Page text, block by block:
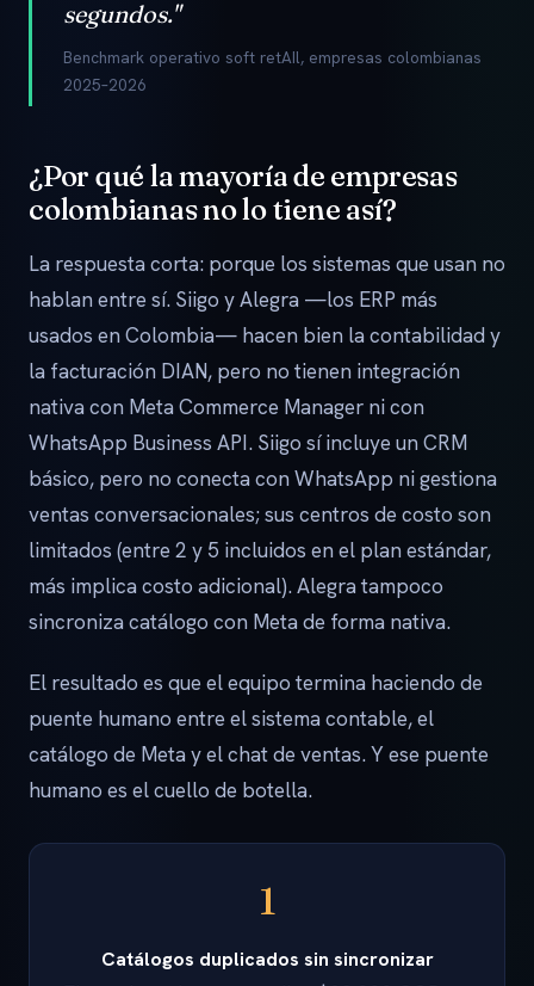
segundos."
Benchmark operativo soft retAIl, empresas colombianas
2025–2026
¿Por qué la mayoría de empresas
colombianas no lo tiene así?
La respuesta corta: porque los sistemas que usan no
hablan entre sí. Siigo y Alegra —los ERP más
usados en Colombia— hacen bien la contabilidad y
la facturación DIAN, pero no tienen integración
nativa con Meta Commerce Manager ni con
WhatsApp Business API. Siigo sí incluye un CRM
básico, pero no conecta con WhatsApp ni gestiona
ventas conversacionales; sus centros de costo son
limitados (entre 2 y 5 incluidos en el plan estándar,
más implica costo adicional). Alegra tampoco
sincroniza catálogo con Meta de forma nativa.
El resultado es que el equipo termina haciendo de
puente humano entre el sistema contable, el
catálogo de Meta y el chat de ventas. Y ese puente
humano es el cuello de botella.
1
Catálogos duplicados sin sincronizar